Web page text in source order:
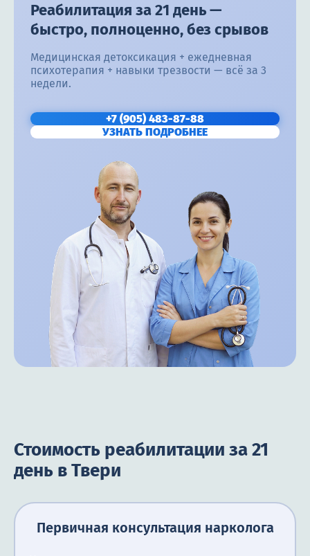
Реабилитация за 21 день —
быстро, полноценно, без срывов
Медицинская детоксикация + ежедневная
психотерапия + навыки трезвости — всё за 3
недели.
+7 (905) 483-87-88
УЗНАТЬ ПОДРОБНЕЕ
Стоимость реабилитации за 21
день в Твери
Первичная консультация нарколога